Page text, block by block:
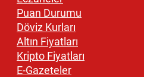
Puan Durumu
Döviz Kurları
Altın Fiyatları
Kripto Fiyatları
E-Gazeteler